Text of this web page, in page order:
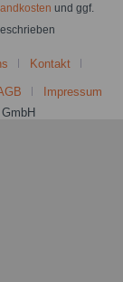
und ggf.
Kontakt
Impressum